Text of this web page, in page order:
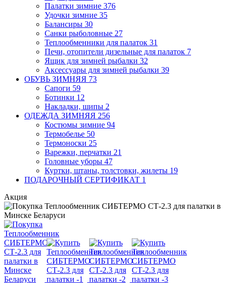
Палатки зимние 376
Удочки зимние 35
Балансиры 30
Санки рыболовные 27
Теплообменники для палаток 31
Печи, отопители дизельные для палаток 7
Ящик для зимней рыбалки 32
Аксессуары для зимней рыбалки 39
ОБУВЬ ЗИМНЯЯ 73
Сапоги 59
Ботинки 12
Накладки, шипы 2
ОДЕЖДА ЗИМНЯЯ 256
Костюмы зимние 94
Термобелье 50
Термоноски 25
Варежки, перчатки 21
Головные уборы 47
Куртки, штаны, толстовки, жилеты 19
ПОДАРОЧНЫЙ СЕРТИФИКАТ 1
Акция